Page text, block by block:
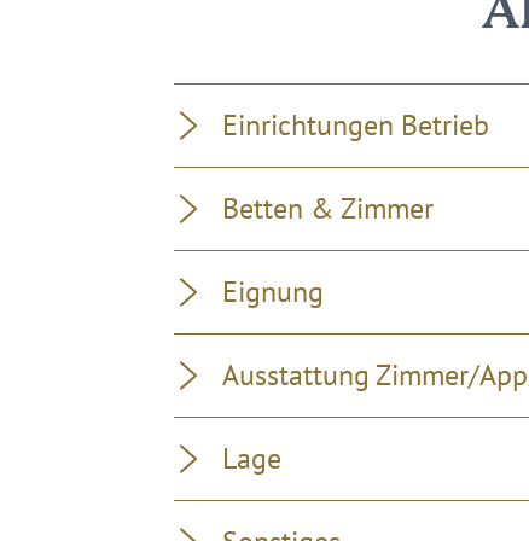
Einrichtungen Betrieb
Betten & Zimmer
Eignung
Ausstattung Zimmer/
Lage